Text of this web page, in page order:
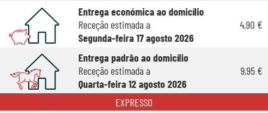
Entrega económica ao domicílio
Receção estimada a
Segunda-feira 17 agosto 2026
4,90 €
Entrega padrão ao domicílio
Receção estimada a
Quarta-feira 12 agosto 2026
9,95 €
EXPRESSO